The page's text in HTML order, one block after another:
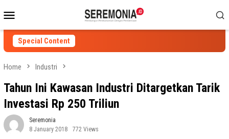
to
contentMenu
Special Content
Home Industri
Tahun Ini Kawasan Industri Ditargetkan Tarik
Investasi Rp 250 Triliun
Seremonia
8 January 2018
772 Views